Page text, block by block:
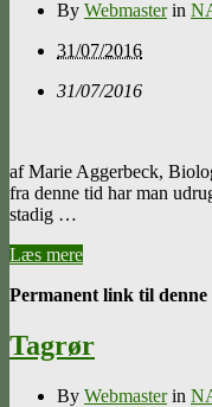
By Webmasterin
31/07/2016
31/07/2016
af Marie Aggerbeck,
fra denne tid har man
stadig …
Læs mere
Permanent link til
Tagrør
By Webmasterin